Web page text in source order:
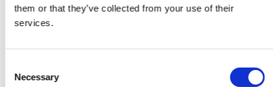
them or that they’ve collected from your use of their
services.
Selection
Necessary